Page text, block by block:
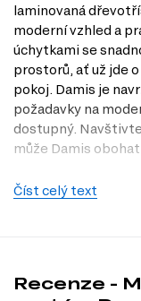
laminovaná
moderní vzhled a
úchytkami se
prostorů, ať už jde
pokoj. Damis je
požadavky na
dostupný.
může Damis
Materiál přední
nábytku elegantní
Číst celý text
Recenze -